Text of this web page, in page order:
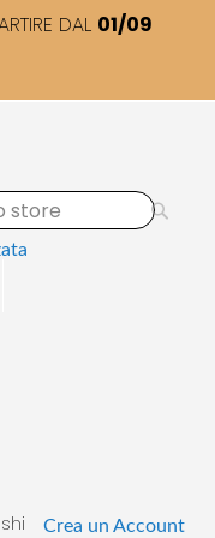
DAL 01/09
Crea un Account